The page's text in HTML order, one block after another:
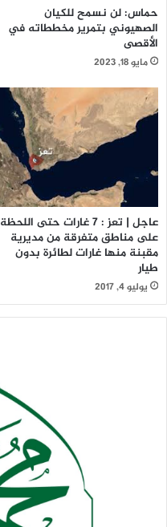
حماس: لن نسمح للكيان
الصهيوني بتمرير مخططاته في
الأقصى
مايو 18, 2023
عاجل | تعز : 7 غارات حتى اللحظة
على مناطق متفرقة من مديرية
مقبنة منها غارات لطائرة بدون
طيار
يوليو 4, 2017